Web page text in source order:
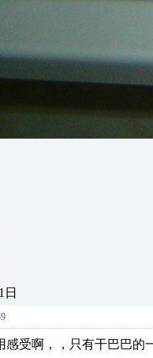
日
受啊，，只有干巴巴的